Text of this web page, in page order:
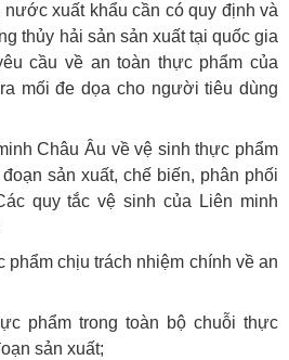
xuất khẩu cần có quy định và
thủy hải sản sản xuất tại quốc gia
cầu về an toàn thực phẩm của
mối đe dọa cho người tiêu dùng
Châu Âu về vệ sinh thực phẩm
sản xuất, chế biến, phân phối
quy tắc vệ sinh của Liên minh
chịu trách nhiệm chính về an
phẩm trong toàn bộ chuỗi thực
sản xuất;